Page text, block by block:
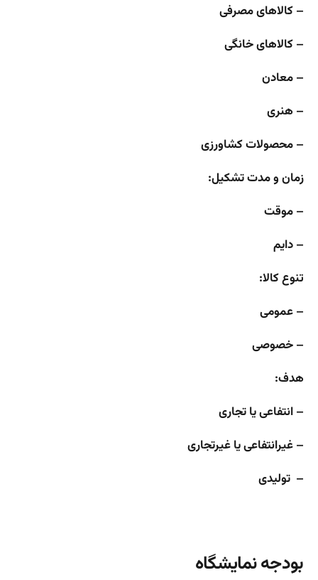
– کالاهای مصرفی
– کالاهای خانگی
– معادن
– هنری
– محصولات کشاورزی
زمان و مدت تشکیل:
– موقت
– دایم
تنوع کالا:
– عمومی
– خصوصی
هدف:
– انتفاعی یا تجاری
– غیرانتفاعی یا غیرتجاری
– تولیدی
بودجه نمایشگاه